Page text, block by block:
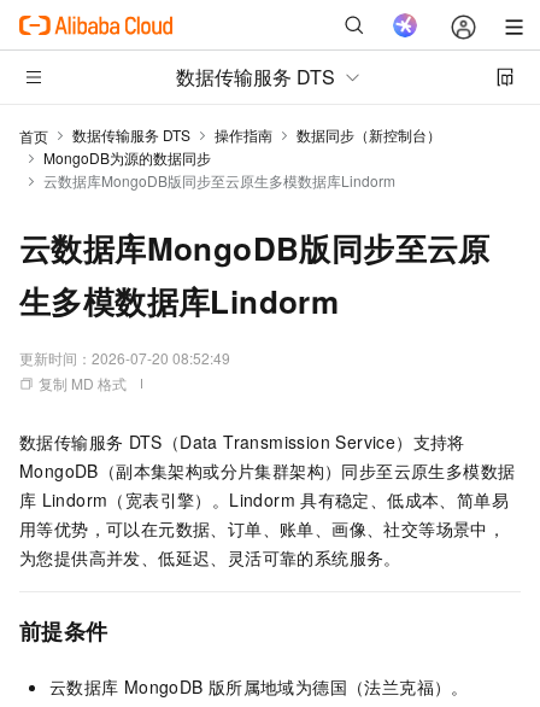
数据传输服务 DTS
首页 数据传输服务 DTS 操作指南
数据同步（新控制台）
MongoDB为源的数据同步
云数据库MongoDB版同步至云原生多模数据库Lindorm
云数据库MongoDB版同步至云原
生多模数据库Lindorm
更新时间： 2026-07-20 08:52:49
复制 MD 格式
数据传输服务 DTS（Data Transmission Service）支持将
MongoDB（副本集架构或分片集群架构）同步至云原生多模数据
库 Lindorm（宽表引擎）。Lindorm 具有稳定、低成本、简单易
用等优势，可以在元数据、订单、账单、画像、社交等场景中，
为您提供高并发、低延迟、灵活可靠的系统服务。
前提条件
云数据库 MongoDB 版所属地域为德国（法兰克福）。